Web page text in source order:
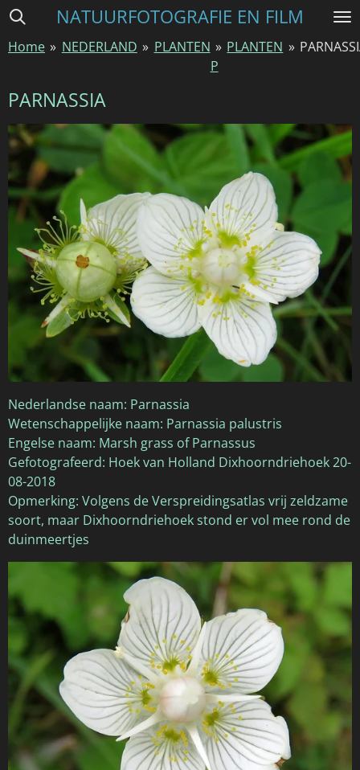
Ga
naar
hoofdinhoud
NATUURFOTOGRAFIE EN FILM
Home » NEDERLAND » PLANTEN » PLANTEN
P
»
PARNASSIA
Nederlandse naam: Parnassia
Wetenschappelijke naam: Parnassia palustris
Engelse naam: Marsh grass of Parnassus
Gefotografeerd: Hoek van Holland Dixhoorndriehoek 20-
08-2018
Opmerking: Volgens de Verspreidingsatlas vrij zeldzame
soort, maar Dixhoorndriehoek stond er vol mee rond de
duinmeertjes